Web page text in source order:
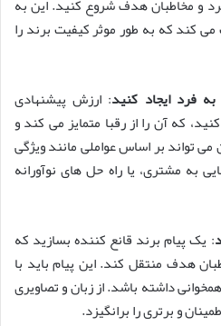
و مخاطبان هدف شروع کنید. این به
می کند که به طور موثر کیفیت برند را
فرد ایجاد کنید: ارزش پیشنهادی
که آن را از رقبا متمایز می کند و
تواند بر اساس عواملی مانند ویژگی
به مشتری، یا راه حل های نوآورانه
: یک پیام برند قانع کننده بسازید که
هدف منتقل کند. این پیام باید با
داشته باشد. از زبان و تصاویری
و برتری را برانگیزد.